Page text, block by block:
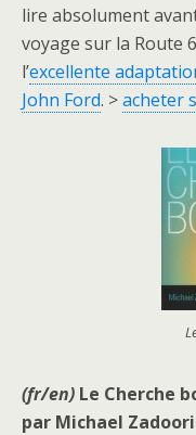
lire absolument
voyage sur la Route
l’excellente
John Ford. >acheter
(fr/en) Le Cherche
par Michael